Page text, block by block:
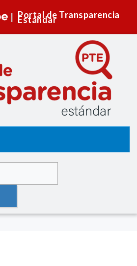
Portal de Transparencia
Estándar